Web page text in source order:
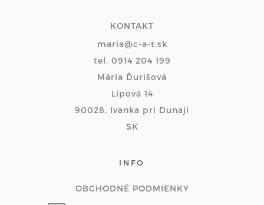
KONTAKT
maria@c-a-t.sk
tel. 0914 204 199
Mária Ďurišová
Lipová 14
90028, Ivanka pri Dunaji
SK
INFO
OBCHODNÉ PODMIENKY